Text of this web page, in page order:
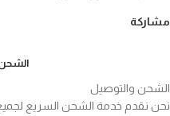
مشاركة
الشحن والتوصيل
نحن نقدم خدمة الشحن السريع